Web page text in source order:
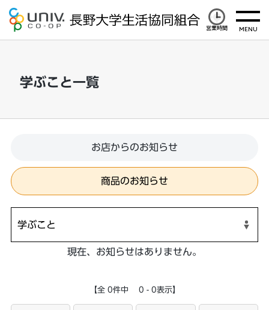
営業時間
学ぶこと一覧
お店からのお知らせ
商品のお知らせ
現在、お知らせはありません。
【全 0件中 0 - 0表示】